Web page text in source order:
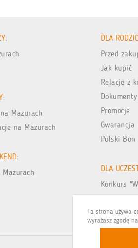
Ta strona używa
wyrażasz zgodę
Mazurach
na Mazurach
Mazurach
DLA
Przed
Jak kupić
Relacje z
Promocje
Polski Bon
DLA
Konkurs
Galeria